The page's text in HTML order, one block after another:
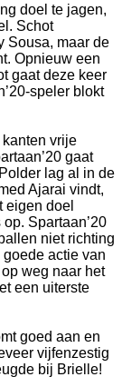
doel te jagen,
Schot
Sousa, maar de
Opnieuw een
gaat deze keer
speler blokt
vrije
gaat
lag al in de
Ajarai vindt,
eigen doel
Spartaan’20
niet richting
actie van
weg naar het
een uiterste
goed aan en
vijfenzestig
bij Brielle!